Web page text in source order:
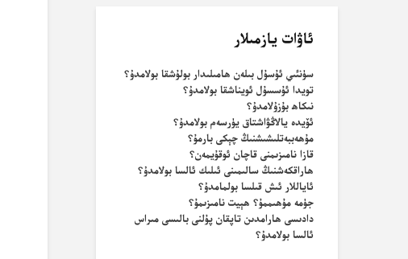
ئاۋات يازمىلار
سۈنئىي ئۇسۇل بىلەن ھامىلىدار بولۇشقا بولامدۇ؟
تويدا ئۇسسۇل ئويناشقا بولامدۇ؟
نىكاھ بۇزۇلامدۇ؟
ئۆيدە يالاڭۋاشتاق يۈرسەم بولامدۇ؟
مۇھەببەتلىشىشنىڭ چېكى بارمۇ؟
قازا نامىزىمنى قاچان ئوقۇيمەن؟
ھاراقكەشنىڭ سالىمىنى ئىلىك ئالسا بولامدۇ؟
ئاياللار ئىش قىلسا بولمامدۇ؟
جۈمە مۇھىممۇ؟ ھېيت نامىزىمۇ؟
دادىسى ھارامدىن تاپقان پۇلنى بالىسى مىراس
ئالسا بولامدۇ؟